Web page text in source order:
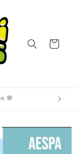
Carrito